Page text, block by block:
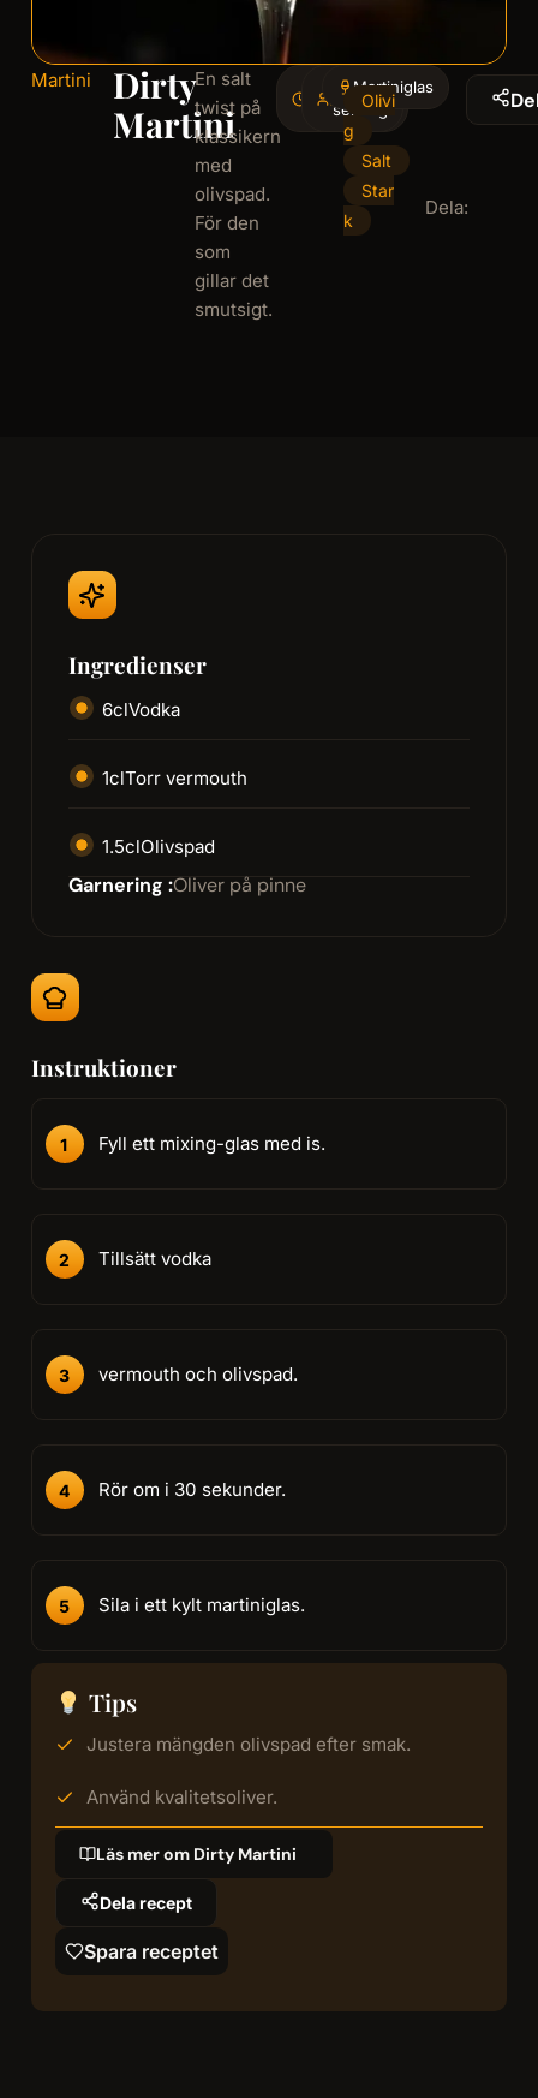
Martini
Dirty
Martini
En salt
twist på
klassikern
med
olivspad.
För den
som
gillar det
smutsigt.
3
minminutes
1
serving
Martiniglas
Olivi
g
Salt
Star
k
Dela:
Ingredienser
6clVodka
1clTorr vermouth
1.5clOlivspad
Garnering :Oliver på pinne
Instruktioner
Fyll ett mixing-glas med is.
Tillsätt vodka
vermouth och olivspad.
Rör om i 30 sekunder.
Sila i ett kylt martiniglas.
Tips
Justera mängden olivspad efter smak.
Använd kvalitetsoliver.
Läs mer om Dirty Martini
Dela recept
Spara receptet